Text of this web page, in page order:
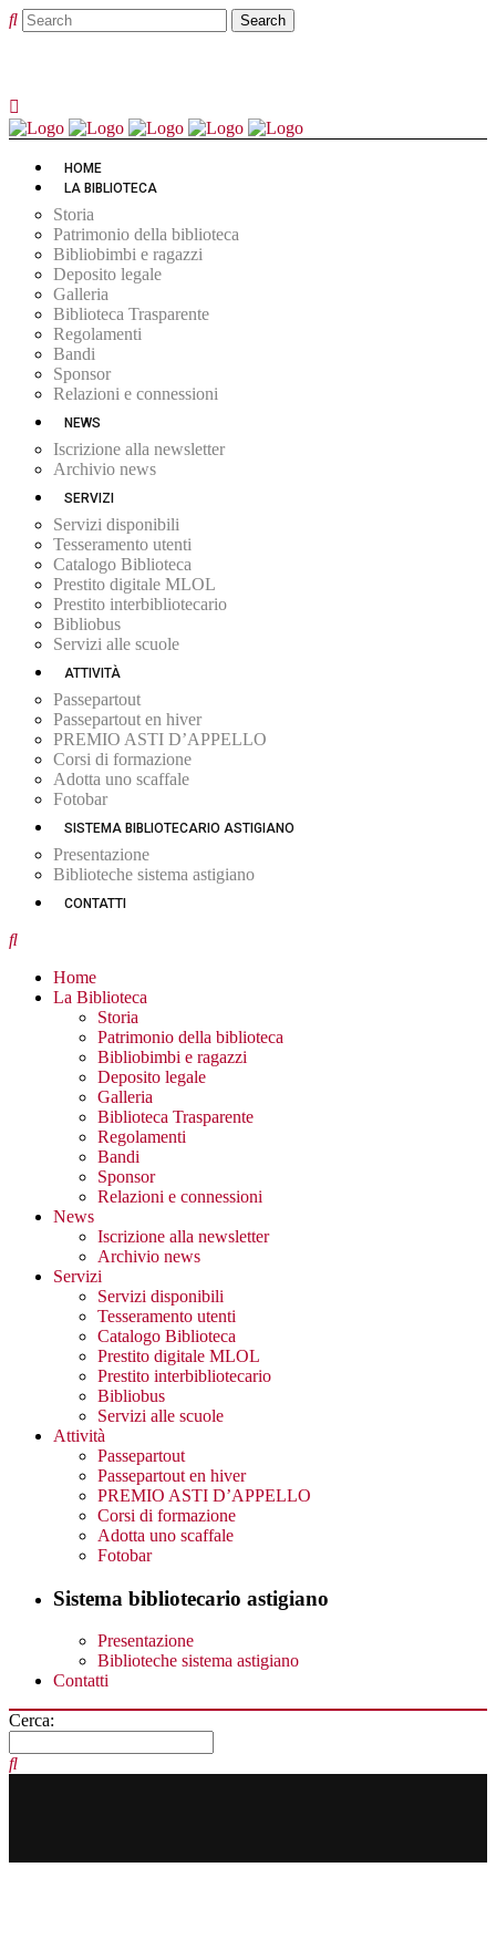
HOME
LA BIBLIOTECA
Storia
Patrimonio della biblioteca
Bibliobimbi e ragazzi
Deposito legale
Galleria
Biblioteca Trasparente
Regolamenti
Bandi
Sponsor
Relazioni e connessioni
NEWS
Iscrizione alla newsletter
Archivio news
SERVIZI
Servizi disponibili
Tesseramento utenti
Catalogo Biblioteca
Prestito digitale MLOL
Prestito interbibliotecario
Bibliobus
Servizi alle scuole
ATTIVITÀ
Passepartout
Passepartout en hiver
PREMIO ASTI D’APPELLO
Corsi di formazione
Adotta uno scaffale
Fotobar
SISTEMA BIBLIOTECARIO ASTIGIANO
Presentazione
Biblioteche sistema astigiano
CONTATTI
Home
La Biblioteca
Storia
Patrimonio della biblioteca
Bibliobimbi e ragazzi
Deposito legale
Galleria
Biblioteca Trasparente
Regolamenti
Bandi
Sponsor
Relazioni e connessioni
News
Iscrizione alla newsletter
Archivio news
Servizi
Servizi disponibili
Tesseramento utenti
Catalogo Biblioteca
Prestito digitale MLOL
Prestito interbibliotecario
Bibliobus
Servizi alle scuole
Attività
Passepartout
Passepartout en hiver
PREMIO ASTI D’APPELLO
Corsi di formazione
Adotta uno scaffale
Fotobar
Sistema bibliotecario astigiano
Presentazione
Biblioteche sistema astigiano
Contatti
Cerca: